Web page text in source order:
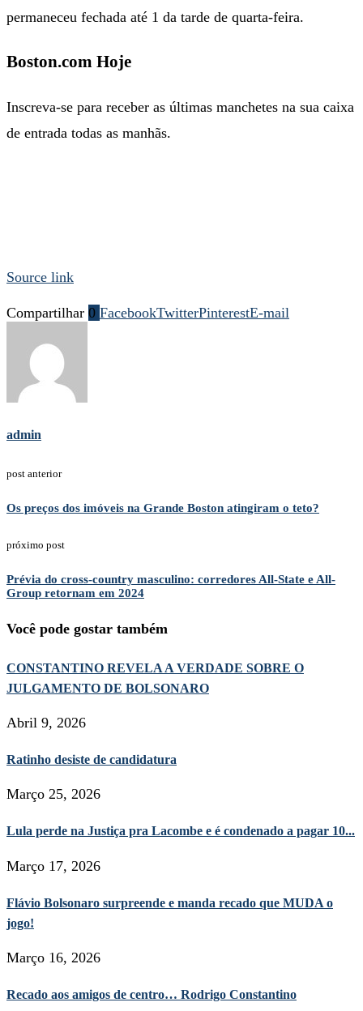
permaneceu fechada até 1 da tarde de quarta-feira.
Boston.com Hoje
Inscreva-se para receber as últimas manchetes na sua caixa
de entrada todas as manhãs.
Source link
Compartilhar 0 FacebookTwitterPinterestE-mail
admin
post anterior
Os preços dos imóveis na Grande Boston atingiram o teto?
próximo post
Prévia do cross-country masculino: corredores All-State e All-
Group retornam em 2024
Você pode gostar também
CONSTANTINO REVELA A VERDADE SOBRE O
JULGAMENTO DE BOLSONARO
Abril 9, 2026
Ratinho desiste de candidatura
Março 25, 2026
Lula perde na Justiça pra Lacombe e é condenado a pagar 10...
Março 17, 2026
Flávio Bolsonaro surpreende e manda recado que MUDA o
jogo!
Março 16, 2026
Recado aos amigos de centro… Rodrigo Constantino